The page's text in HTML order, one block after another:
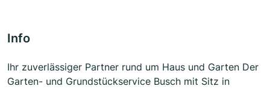
Info
Ihr zuverlässiger Partner rund um Haus und Garten Der
Garten- und Grundstückservice Busch mit Sitz in